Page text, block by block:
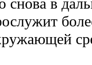
снова в